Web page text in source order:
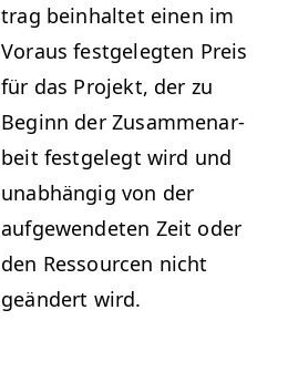
trag bein­hal­tet einen im
Voraus fest­gelegten Preis
für das Pro­jekt, der zu
Beginn der Zusam­me­nar­
beit fest­gelegt wird und
unab­hängig von der
aufgewen­de­ten Zeit oder
den Ressourcen nicht
geän­dert wird.